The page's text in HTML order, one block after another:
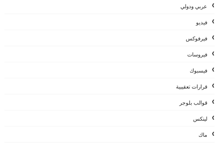
عربي ودولي
فيديو
فيرفوكس
فيروسات
فيسبوك
قرارات تعقيبية
قوالب بلوجر
لينكس
ماك